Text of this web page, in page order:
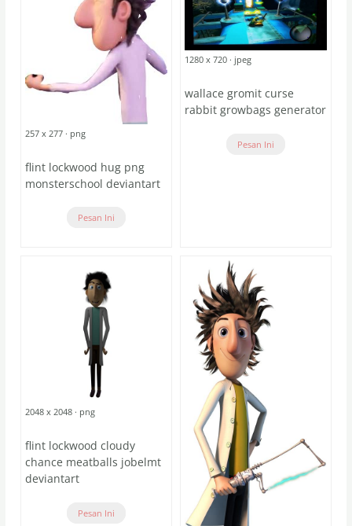
257 x 277 · png
flint lockwood hug png
monsterschool deviantart
Pesan Ini
1280 x 720 · jpeg
wallace gromit curse
rabbit growbags generator
Pesan Ini
2048 x 2048 · png
flint lockwood cloudy
chance meatballs jobelmt
deviantart
Pesan Ini